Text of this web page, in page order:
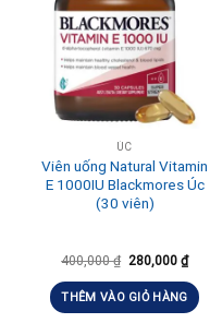
ÚC
Viên uống Natural Vitamin
E 1000IU Blackmores Úc
(30 viên)
400,000₫ 280,000 ₫
THÊM VÀO GIỎ HÀNG